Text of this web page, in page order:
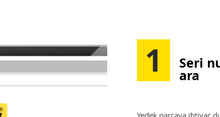
1 Seri
ara
Yedek parçaya ihtiyaç